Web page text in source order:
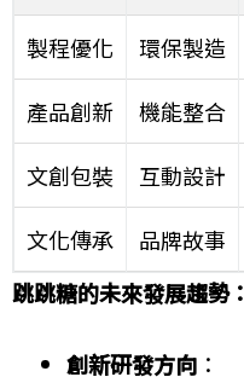
製程優化 環保製造
產品創新 機能整合
文創包裝 互動設計
文化傳承 品牌故事
跳跳糖的未來發展趨勢：
創新研發方向 ：